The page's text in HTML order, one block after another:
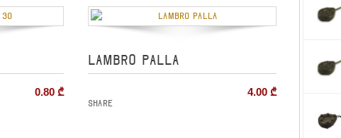
0.80 ₾
LAMBRO PALLA
4.00 ₾
Share